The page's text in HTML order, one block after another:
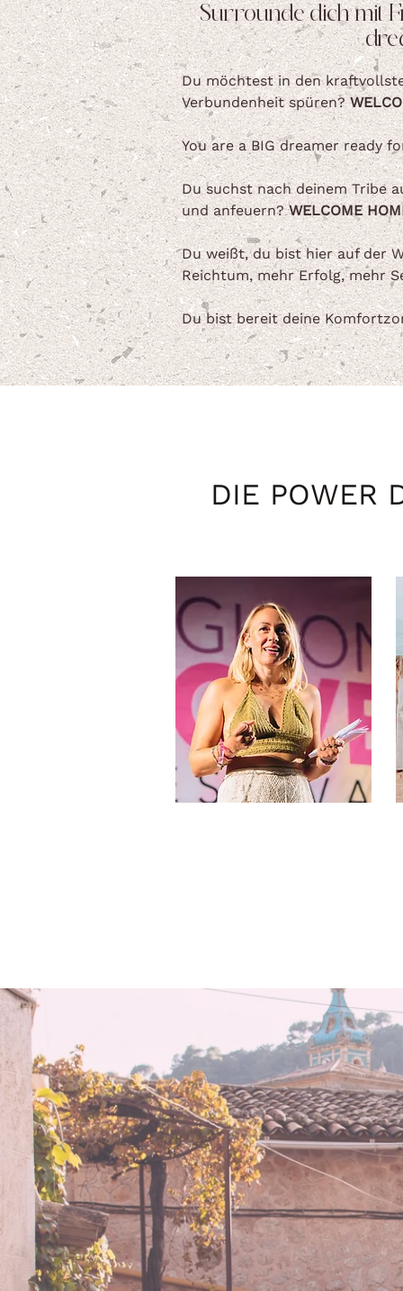
Surrounde dich mit
Du möchtest in den
Verbundenheit spüren?
You are a BIG dreamer ready
Du suchst nach deinem Tribe
und anfeuern?WELCOME
Du weißt, du bist hier auf der
Reichtum, mehr Erfolg, mehr
Du bist bereit deine
DIE POWER